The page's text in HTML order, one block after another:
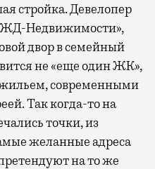
стройка. Девелопер
Недвижимости»,
двор в семейный
не «еще один ЖК»,
современными
Так когда-то на
точки, из
желанные адреса
на то же